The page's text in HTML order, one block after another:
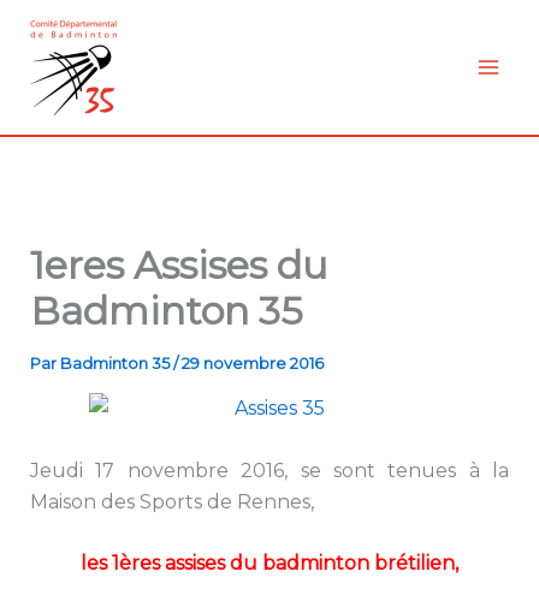
contenu
1eres Assises du
Badminton 35
Par Badminton 35/29 novembre 2016
Jeudi 17 novembre 2016, se sont tenues à la
Maison des Sports de Rennes,
les 1ères assises du badminton brétilien,